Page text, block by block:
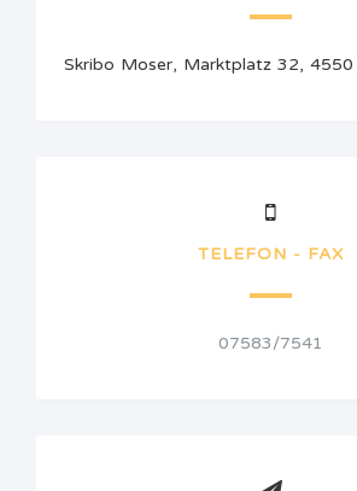
Skribo Moser, Marktplatz 32, 4550
TELEFON - FAX
07583/7541